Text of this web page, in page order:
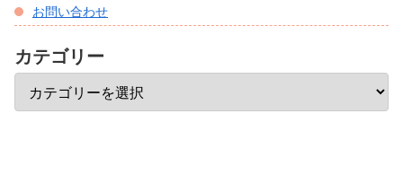
お問い合わせ
カテゴリー